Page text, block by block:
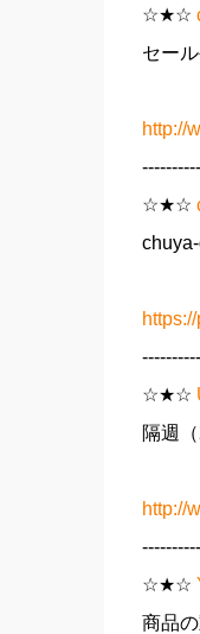
☆★☆
セー
http://
☆★☆
☆★☆
隔週
http://
☆★☆
商品